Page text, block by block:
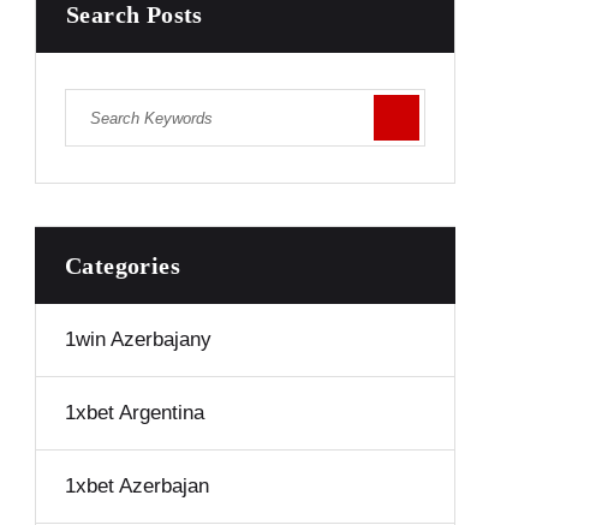
Search Posts
Categories
1win Azerbajany
1xbet Argentina
1xbet Azerbajan